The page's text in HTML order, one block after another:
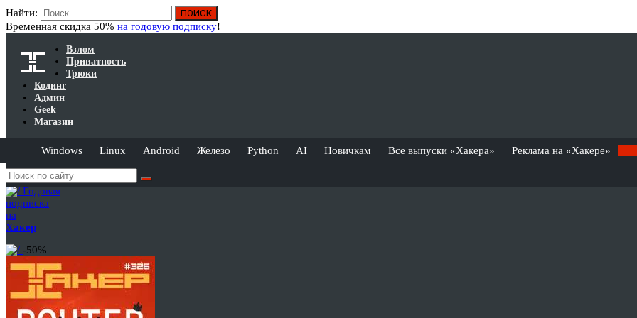
Найти:
Временная скидка 50% на годовую подписку!
Взлом
Приватность
Трюки
Кодинг
Админ
Geek
Магазин
Windows Linux Android Железо Python AI Новичкам Все выпуски «Хакера» Реклама на «Хакере»
Годовая
подписка
на
Хакер
-50%